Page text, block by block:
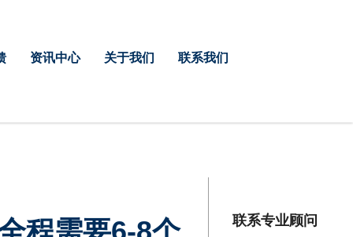
资讯中心 关于我们 联系我们
联系专业顾问